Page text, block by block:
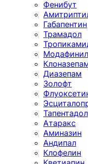
Фенибут
Габапентин
Трамадол
Модафинил
Диазепам
Золофт
Тапентадол
Атаракс
Аминазин
Андипал
Клофелин